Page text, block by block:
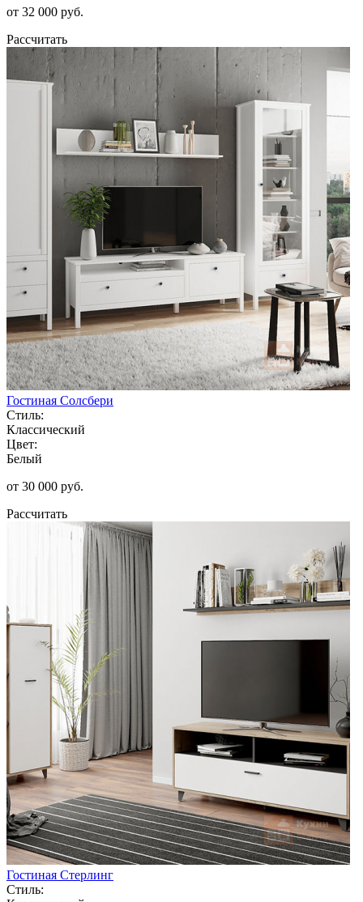
от 32 000 руб.
Рассчитать
Гостиная Солсбери
Стиль:
Классический
Цвет:
Белый
от 30 000 руб.
Рассчитать
Гостиная Стерлинг
Стиль: